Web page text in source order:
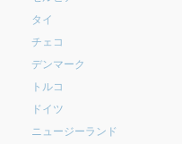
タイ
チェコ
デンマーク
トルコ
ドイツ
ニュージーランド